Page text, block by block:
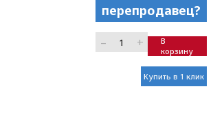
перепродавец?
– +
В
корзину
Купить в 1 клик